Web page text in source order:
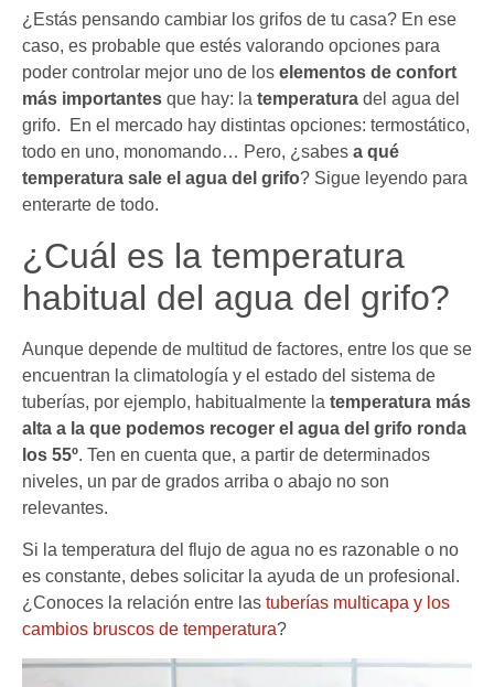
¿Estás pensando cambiar los grifos de tu casa? En ese
caso, es probable que estés valorando opciones para
poder controlar mejor uno de los elementos de confort
más importantes que hay: la temperatura del agua del
grifo. En el mercado hay distintas opciones: termostático,
todo en uno, monomando… Pero, ¿sabes a qué
temperatura sale el agua del grifo? Sigue leyendo para
enterarte de todo.
¿Cuál es la temperatura
habitual del agua del grifo?
Aunque depende de multitud de factores, entre los que se
encuentran la climatología y el estado del sistema de
tuberías, por ejemplo, habitualmente la temperatura más
alta a la que podemos recoger el agua del grifo ronda
los 55º. Ten en cuenta que, a partir de determinados
niveles, un par de grados arriba o abajo no son
relevantes.
Si la temperatura del flujo de agua no es razonable o no
es constante, debes solicitar la ayuda de un profesional.
¿Conoces la relación entre las tuberías multicapa y los
cambios bruscos de temperatura?